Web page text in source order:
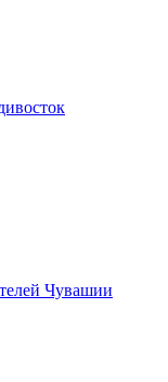
Чувашии